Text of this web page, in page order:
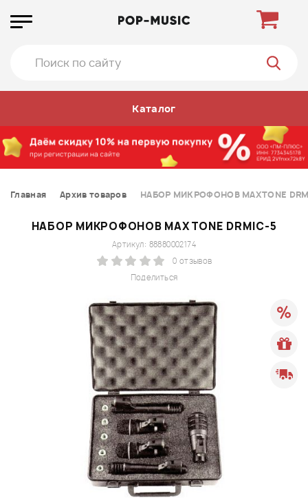
Каталог
Главная Архив товаров НАБОР МИКРОФОНОВ MAXTONE
НАБОР МИКРОФОНОВ MAXTONE DRMIC-5
Поделиться
Артикул: 88880002174
0 отзывов